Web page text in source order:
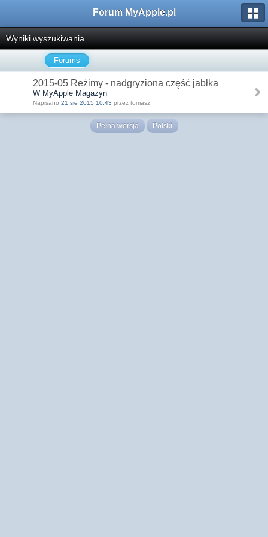
Forum MyApple.pl
Wyniki wyszukiwania
Forums
2015-05 Reżimy - nadgryziona część jabłka
W MyApple Magazyn
Napisano 21 sie 2015 10:43 przez tomasz
Pełna wersja Polski